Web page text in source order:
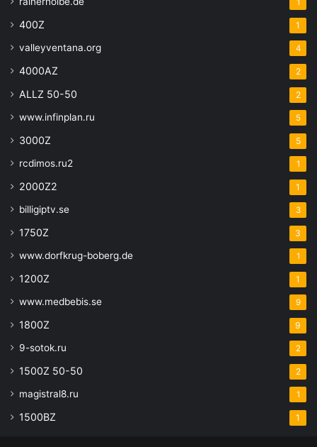
1
400Z 1
valleyventana.org 4
4000AZ 2
ALLZ 50-50 2
www.infinplan.ru 5
3000Z 5
rcdimos.ru2 1
2000Z2 1
billigiptv.se 3
1750Z 3
www.dorfkrug-boberg.de 1
1200Z 1
www.medbebis.se 9
1800Z 9
9-sotok.ru 2
1500Z 50-50 2
magistral8.ru 1
1500BZ 1